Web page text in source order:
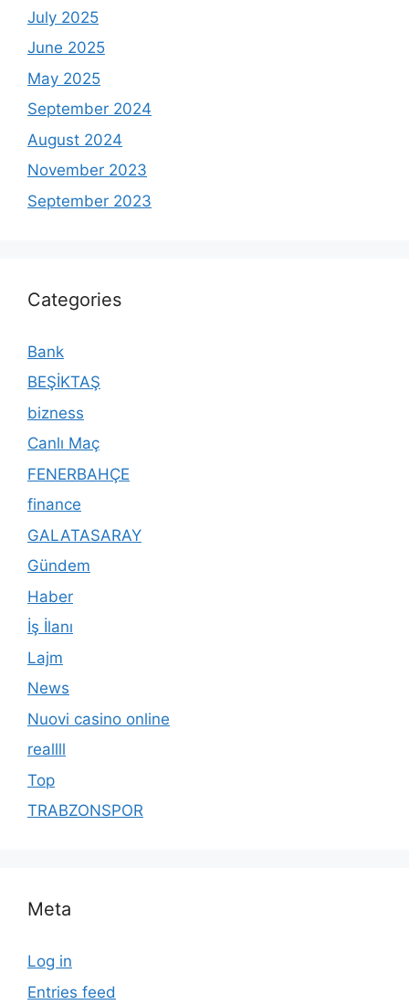
July 2025
June 2025
May 2025
September 2024
August 2024
November 2023
September 2023
Categories
Bank
BEŞİKTAŞ
bizness
Canlı Maç
FENERBAHÇE
finance
GALATASARAY
Gündem
Haber
İş İlanı
Lajm
News
Nuovi casino online
reallll
Top
TRABZONSPOR
Meta
Log in
Entries feed